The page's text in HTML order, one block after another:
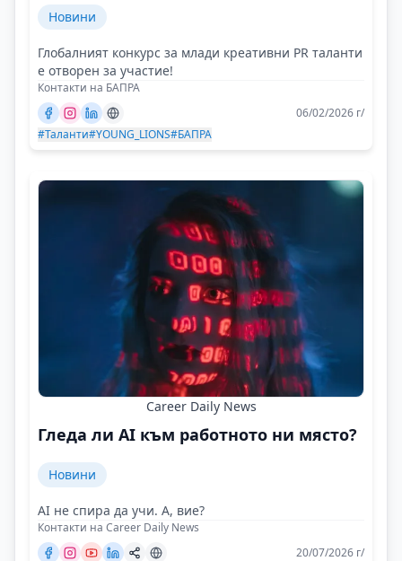
Новини
Глобалният конкурс за млади креативни PR таланти
е отворен за участие!
Контакти на БАПРА
06/02/2026 г/
#Таланти#YOUNG_LIONS#БАПРА
Career Daily News
Гледа ли AI към работното ни място?
Новини
AI не спира да учи. А, вие?
Контакти на Career Daily News
20/07/2026 г/